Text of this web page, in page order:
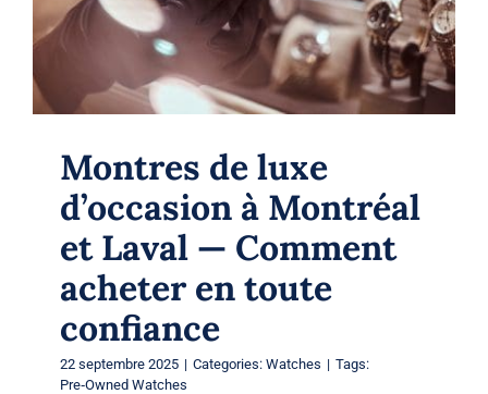
Watches
Montres de luxe
d’occasion à Montréal
et Laval — Comment
acheter en toute
confiance
22 septembre 2025 | Categories: Watches | Tags:
Pre‑Owned Watches